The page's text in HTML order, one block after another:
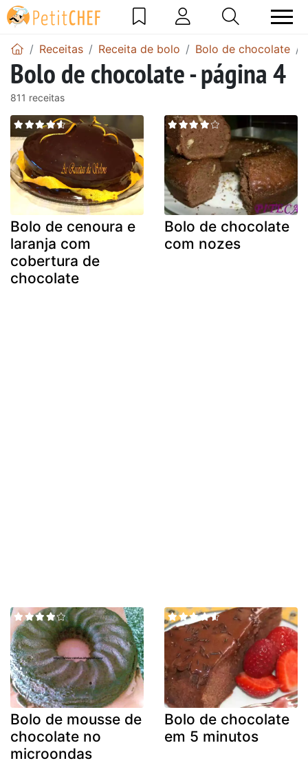
Receitas Receita de bolo Bolo de chocolate
Bolo de chocolate - página 4
811 receitas
Bolo de cenoura e
laranja com
cobertura de
chocolate
Bolo de chocolate
com nozes
Bolo de mousse de
chocolate no
microondas
Bolo de chocolate
em 5 minutos